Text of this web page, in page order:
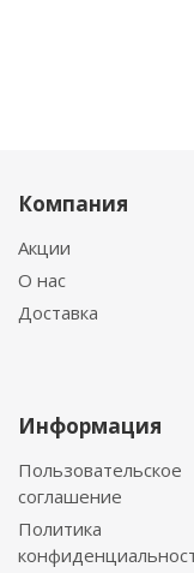
Компания
Акции
О нас
Доставка
Информация
Пользовательское
соглашение
Политика